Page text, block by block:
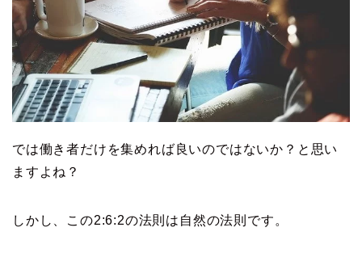
では働き者だけを集めれば良いのではないか？と思い
ますよね？
しかし、この2:6:2の法則は自然の法則です。